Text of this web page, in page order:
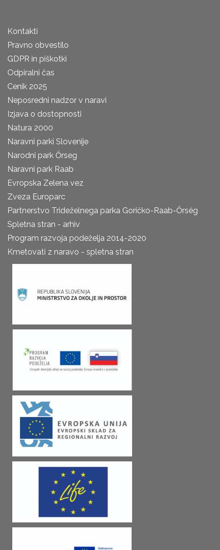
Kontakti
Pravno obvestilo
GDPR in piškotki
Odpiralni čas
Cenik 2025
Neposredni nadzor v naravi
Izjava o dostopnosti
Natura 2000
Naravni parki Slovenije
Narodni park Őrseg
Naravni park Raab
Evropska Zelena vez
Zveza Europarc
Partnerstvo Trideželnega parka Goričko-Raab-Őrség
Spletna stran - arhiv
Program razvoja podeželja 2014-2020
Kmetovati z naravo - spletna stran